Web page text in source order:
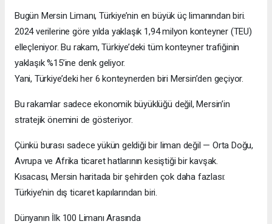
Bugün Mersin Limanı, Türkiye’nin en büyük üç limanından biri.
2024 verilerine göre yılda yaklaşık 1,94 milyon konteyner (TEU)
elleçleniyor. Bu rakam, Türkiye’deki tüm konteyner trafiğinin
yaklaşık %15’ine denk geliyor.
Yani, Türkiye’deki her 6 konteynerden biri Mersin’den geçiyor.
Bu rakamlar sadece ekonomik büyüklüğü değil, Mersin’in
stratejik önemini de gösteriyor.
Çünkü burası sadece yükün geldiği bir liman değil — Orta Doğu,
Avrupa ve Afrika ticaret hatlarının kesiştiği bir kavşak.
Kısacası, Mersin haritada bir şehirden çok daha fazlası:
Türkiye’nin dış ticaret kapılarından biri.
Dünyanın İlk 100 Limanı Arasında